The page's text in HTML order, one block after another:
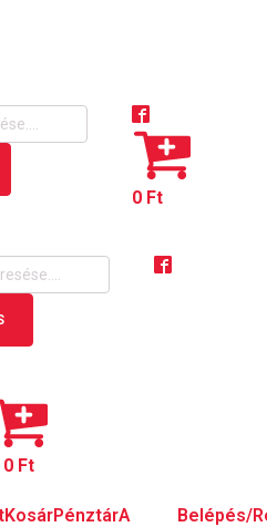
0 Ft
0 Ft
KosárPénztárA
Belépés/